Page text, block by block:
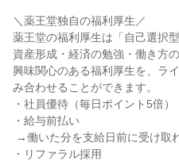
＼薬王堂独自の福利厚生／
薬王堂の福利厚生は「自己選択型
資産形成・経済の勉強・働き方の
興味関心のある福利厚生を、ラ
み合わせることができます。
・社員優待（毎日ポイント5倍）
・給与前払い
・リファラル採用